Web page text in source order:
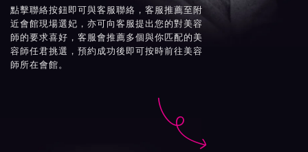
點擊聯絡按鈕即可與客服聯絡，客服推薦至附
近會館現場選妃，亦可向客服提出您的對美容
師的要求喜好，客服會推薦多個與你匹配的美
容師任君挑選，預約成功後即可按時前往美容
師所在會館。
